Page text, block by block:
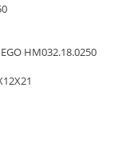
HM032.18.0250